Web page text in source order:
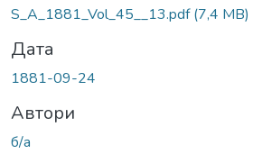
S_A_1881_Vol_45__13.pdf(7,4 MB)
Дата
1881-09-24
Автори
б/а